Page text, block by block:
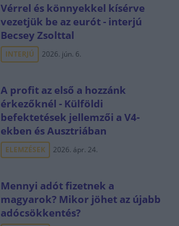
Vérrel és könnyekkel kísérve
vezetjük be az eurót - interjú
Becsey Zsolttal
INTERJÚ 2026. jún. 6.
A profit az első a hozzánk
érkezőknél - Külföldi
befektetések jellemzői a V4-
ekben és Ausztriában
ELEMZÉSEK 2026. ápr. 24.
Mennyi adót fizetnek a
magyarok? Mikor jöhet az újabb
adócsökkentés?